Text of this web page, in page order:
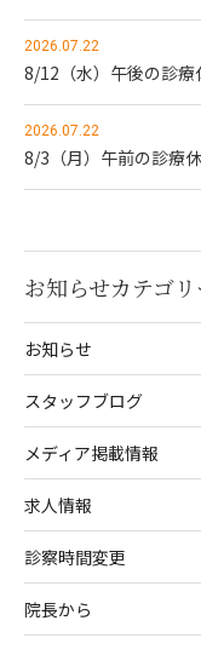
2026.07.22
8/12（水）午後の診療
2026.07.22
8/3（月）午前の診療
お知らせカテゴリ
お知らせ
スタッフブログ
メディア掲載情報
求人情報
診察時間変更
院長から